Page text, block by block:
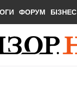
ФОРУМ БІЗНЕС